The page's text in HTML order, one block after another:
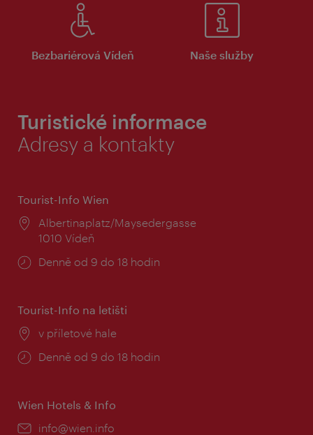
Bezbariérová Vídeň Naše služby
Turistické informace
Adresy a kontakty
Tourist-Info Wien
Místo:
Albertinaplatz/Maysedergasse
1010 Vídeň
Provozní
Denně od 9 do 18 hodin
Tourist-Info na letišti
Místo:
v příletové hale
Provozní
Denně od 9 do 18 hodin
Wien Hotels & Info
E-
info@wien.info